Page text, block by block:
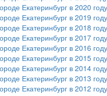
Екатеринбург в 2020 году
Екатеринбург в 2019 году
Екатеринбург в 2018 году
Екатеринбург в 2017 году
Екатеринбург в 2016 году
Екатеринбург в 2015 году
Екатеринбург в 2014 году
Екатеринбург в 2013 году
Екатеринбург в 2012 году